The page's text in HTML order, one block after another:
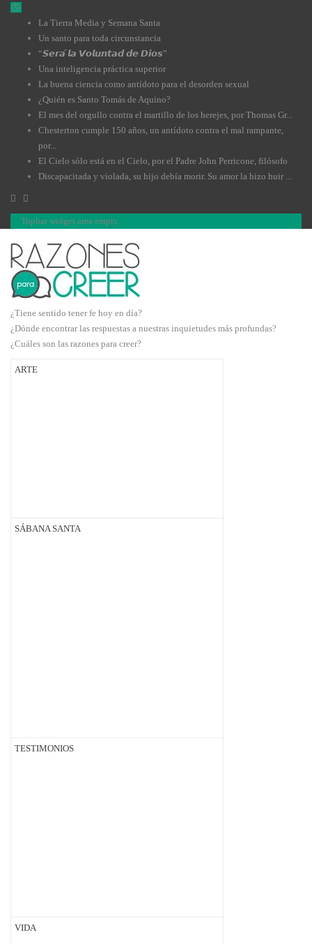
La Tierra Media y Semana Santa
Un santo para toda circunstancia
“𝙎𝙚𝙧𝙖́ 𝙡𝙖 𝙑𝙤𝙡𝙪𝙣𝙩𝙖𝙙 𝙙𝙚 𝘿𝙞𝙤𝙨”
Una inteligencia práctica superior
La buena ciencia como antídoto para el desorden sexual
¿Quién es Santo Tomás de Aquino?
El mes del orgullo contra el martillo de los herejes, por Thomas Gr...
Chesterton cumple 150 años, un antídoto contra el mal rampante,
por...
El Cielo sólo está en el Cielo, por el Padre John Perricone, filósofo
Discapacitada y violada, su hijo debía morir. Su amor la hizo huir ...
Topbar widget area empty.
¿Tiene sentido tener fe hoy en día?
¿Dónde encontrar las respuestas a nuestras inquietudes más profundas?
¿Cuáles son las razones para creer?
ARTE
SÁBANA SANTA
TESTIMONIOS
VIDA